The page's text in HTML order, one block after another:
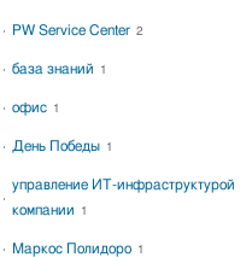
PW Service Center 2
база знаний 1
офис 1
День Победы 1
управление ИТ-инфраструктурой
компании
1
Маркос Полидоро 1